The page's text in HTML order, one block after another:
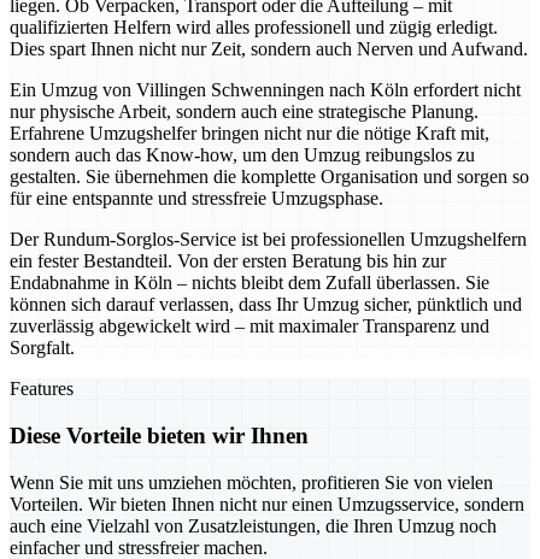
liegen. Ob Verpacken, Transport oder die Aufteilung – mit
qualifizierten Helfern wird alles professionell und zügig erledigt.
Dies spart Ihnen nicht nur Zeit, sondern auch Nerven und Aufwand.
Ein Umzug von Villingen Schwenningen nach Köln erfordert nicht
nur physische Arbeit, sondern auch eine strategische Planung.
Erfahrene Umzugshelfer bringen nicht nur die nötige Kraft mit,
sondern auch das Know-how, um den Umzug reibungslos zu
gestalten. Sie übernehmen die komplette Organisation und sorgen so
für eine entspannte und stressfreie Umzugsphase.
Der Rundum-Sorglos-Service ist bei professionellen Umzugshelfern
ein fester Bestandteil. Von der ersten Beratung bis hin zur
Endabnahme in Köln – nichts bleibt dem Zufall überlassen. Sie
können sich darauf verlassen, dass Ihr Umzug sicher, pünktlich und
zuverlässig abgewickelt wird – mit maximaler Transparenz und
Sorgfalt.
Features
Diese Vorteile bieten wir Ihnen
Wenn Sie mit uns umziehen möchten, profitieren Sie von vielen
Vorteilen. Wir bieten Ihnen nicht nur einen Umzugsservice, sondern
auch eine Vielzahl von Zusatzleistungen, die Ihren Umzug noch
einfacher und stressfreier machen.